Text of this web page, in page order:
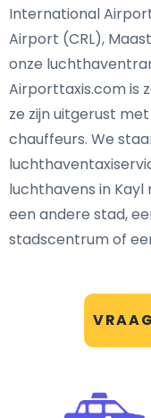
International
Airport (CRL),
onze
Airporttaxis.com is
ze zijn uitgerust
chauffeurs. We
luchthavens in
een andere stad,
stadscentrum of